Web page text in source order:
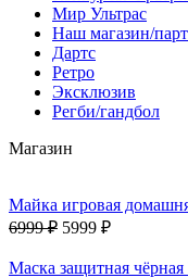
Мир Ультрас
Наш магазин/
Дартс
Ретро
Эксклюзив
Регби/гандбол
Магазин
Майка игровая
6999 ₽ 5999 ₽
Маска защитная